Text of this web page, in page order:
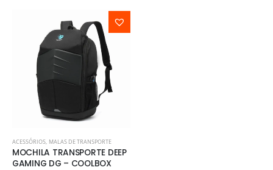
ACESSÓRIOS, MALAS DE TRANSPORTE
MOCHILA TRANSPORTE DEEP
GAMING DG – COOLBOX